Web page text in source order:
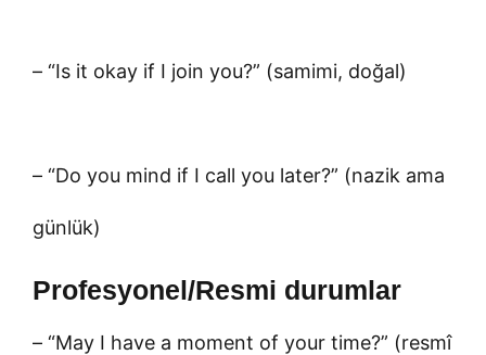
– “Is it okay if I join you?” (samimi, doğal)
– “Do you mind if I call you later?” (nazik ama
günlük)
Profesyonel/Resmi durumlar
– “May I have a moment of your time?” (resmî